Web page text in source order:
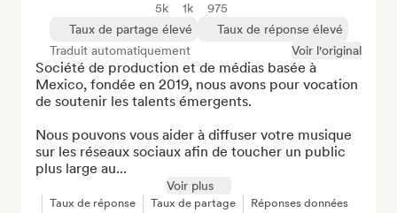
5k 1k
975
Taux de partage élevé
Taux de réponse élevé
Traduit automatiquement
Voir l'original
Société de production et de médias basée à
Mexico, fondée en 2019, nous avons pour vocation
de soutenir les talents émergents.
Nous pouvons vous aider à diffuser votre musique
sur les réseaux sociaux afin de toucher un public
plus large au...
Voir plus
Taux de réponse Taux de partage Réponses données